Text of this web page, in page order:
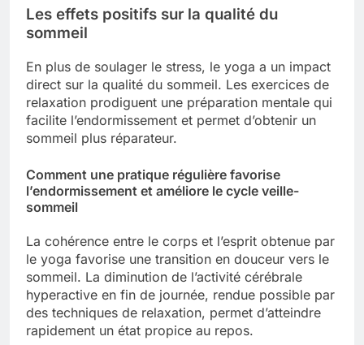
Les effets positifs sur la qualité du
sommeil
En plus de soulager le stress, le yoga a un impact
direct sur la qualité du sommeil. Les exercices de
relaxation prodiguent une préparation mentale qui
facilite l’endormissement et permet d’obtenir un
sommeil plus réparateur.
Comment une pratique régulière favorise
l’endormissement et améliore le cycle veille-
sommeil
La cohérence entre le corps et l’esprit obtenue par
le yoga favorise une transition en douceur vers le
sommeil. La diminution de l’activité cérébrale
hyperactive en fin de journée, rendue possible par
des techniques de relaxation, permet d’atteindre
rapidement un état propice au repos.